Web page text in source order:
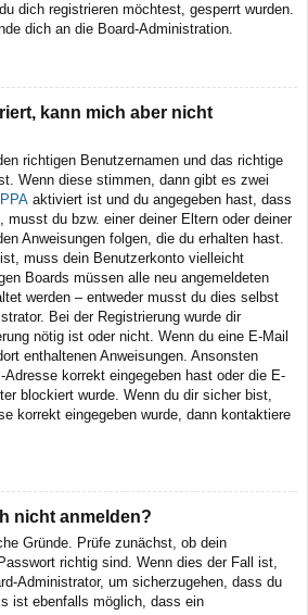
dich registrieren möchtest, gesperrt wurden.
dich an die Board-Administration.
kann mich aber nicht
richtigen Benutzernamen und das richtige
Wenn diese stimmen, dann gibt es zwei
aktiviert ist und du angegeben hast, dass
musst du bzw. einer deiner Eltern oder deiner
Anweisungen folgen, die du erhalten hast.
muss dein Benutzerkonto vielleicht
Boards müssen alle neu angemeldeten
werden – entweder musst du dies selbst
Bei der Registrierung wurde dir
nötig ist oder nicht. Wenn du eine E-Mail
enthaltenen Anweisungen. Ansonsten
korrekt eingegeben hast oder die E-
blockiert wurde. Wenn du dir sicher bist,
korrekt eingegeben wurde, dann kontaktiere
nicht anmelden?
Gründe. Prüfe zunächst, ob dein
richtig sind. Wenn dies der Fall ist,
Administrator, um sicherzugehen, dass du
ist ebenfalls möglich, dass ein